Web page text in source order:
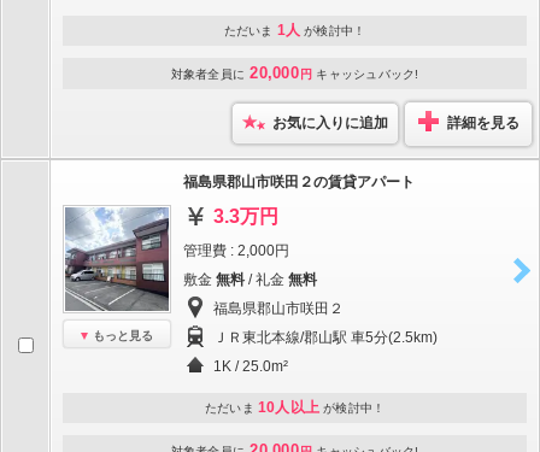
ただいま 1人 が検討中！
対象者全員に 20,000 円 キャッシュバック!
お気に入りに追加 詳細を見る
もっと見る
福島県郡山市咲田２の賃貸アパート
3.3万円
管理費 : 2,000円
敷金 無料 / 礼金 無料
福島県郡山市咲田２
ＪＲ東北本線/郡山駅 車5分(2.5km)
1K / 25.0m²
ただいま 10人以上 が検討中！